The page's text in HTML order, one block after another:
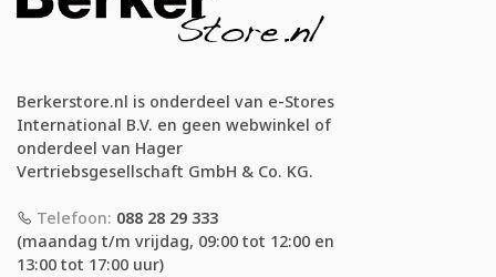
Berkerstore.nl is onderdeel van e-Stores
International B.V. en geen webwinkel of
onderdeel van Hager
Vertriebsgesellschaft GmbH & Co. KG.
Telefoon: 088 28 29 333
(maandag t/m vrijdag, 09:00 tot 12:00 en
13:00 tot 17:00 uur)